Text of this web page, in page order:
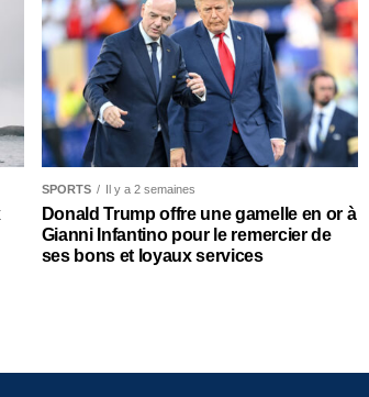
SPORTS Il y a 2 semaines
Donald Trump offre une gamelle en or à
Gianni Infantino pour le remercier de
ses bons et loyaux services